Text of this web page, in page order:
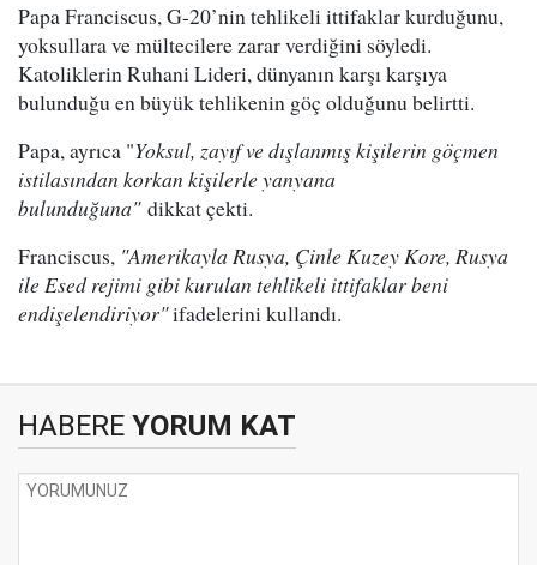
Papa Franciscus, G-20’nin tehlikeli ittifaklar kurduğunu,
yoksullara ve mültecilere zarar verdiğini söyledi.
Katoliklerin Ruhani Lideri, dünyanın karşı karşıya
bulunduğu en büyük tehlikenin göç olduğunu belirtti.
Papa, ayrıca "Yoksul, zayıf ve dışlanmış kişilerin göçmen
istilasından korkan kişilerle yanyana
bulunduğuna" dikkat çekti.
Franciscus, "Amerikayla Rusya, Çinle Kuzey Kore, Rusya
ile Esed rejimi gibi kurulan tehlikeli ittifaklar beni
endişelendiriyor"ifadelerini kullandı.
HABERE YORUM KAT